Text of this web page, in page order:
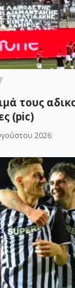
τους
(pic)
2026